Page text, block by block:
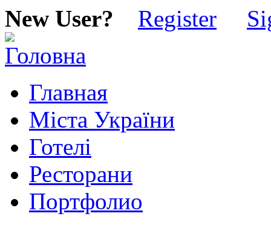
New User? Register
Главная
Міста України
Готелі
Ресторани
Портфолио